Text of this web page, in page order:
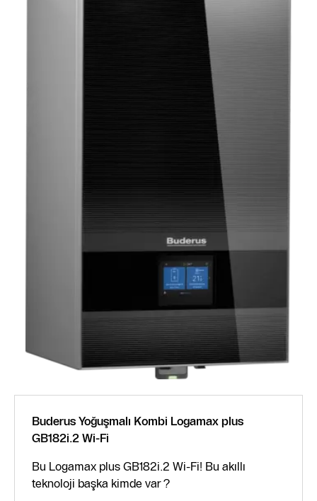
Buderus Yoğuşmalı Kombi Logamax plus
GB182i.2 Wi-Fi
Bu Logamax plus GB182i.2 Wi-Fi! Bu akıllı
teknoloji başka kimde var ?